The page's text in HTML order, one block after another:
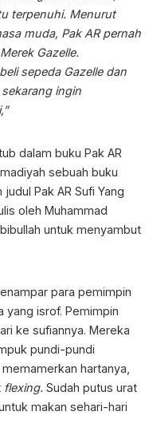
terpenuhi. Menurut
muda, Pak AR pernah
Gazelle.
sepeda Gazelle dan
ingin
dalam buku Pak AR
sebuah buku
Pak AR Sufi Yang
oleh Muhammad
untuk menyambut
para pemimpin
yang isrof. Pemimpin
ke sufiannya. Mereka
pundi-pundi
hartanya,
flexing. Sudah putus urat
makan sehari-hari